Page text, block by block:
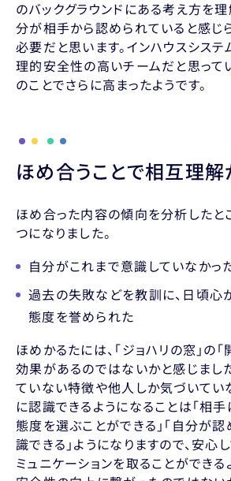
のバックグラウンドにある考え方を理
分が相手から認められていると感じ
必要だと思います。インハウスシス
理的安全性の高いチームだと思って
のことでさらに高まったようです。
ほめ合うことで相互理
ほめ合った内容の傾向を分析したと
つになりました。
自分がこれまで意識していなかっ
過去の失敗などを教訓に、日頃心
態度を誉められた
ほめかるたには、「ジョハリの窓」の
効果があるのではないかと感じまし
ていない特徴や他人しか気づいて
に認識できるようになることは「相
態度を選ぶことができる」「自分が
識できる」ようになりますので、安心
ミュニケーションを取ることができる